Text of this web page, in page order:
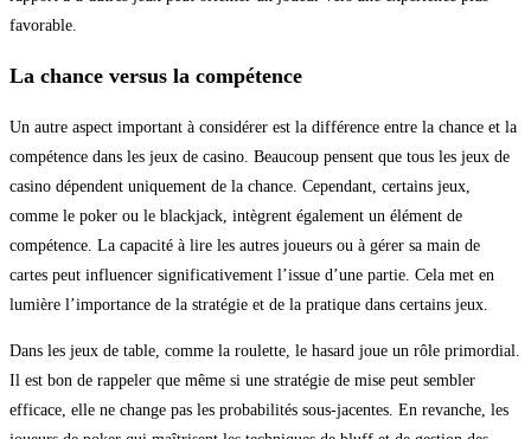
favorable.
La chance versus la compétence
Un autre aspect important à considérer est la différence entre la chance et la
compétence dans les jeux de casino. Beaucoup pensent que tous les jeux de
casino dépendent uniquement de la chance. Cependant, certains jeux,
comme le poker ou le blackjack, intègrent également un élément de
compétence. La capacité à lire les autres joueurs ou à gérer sa main de
cartes peut influencer significativement l’issue d’une partie. Cela met en
lumière l’importance de la stratégie et de la pratique dans certains jeux.
Dans les jeux de table, comme la roulette, le hasard joue un rôle primordial.
Il est bon de rappeler que même si une stratégie de mise peut sembler
efficace, elle ne change pas les probabilités sous-jacentes. En revanche, les